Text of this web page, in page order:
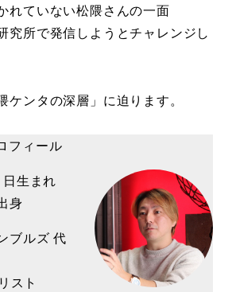
れていない松隈さんの⼀⾯
究所で発信しようとチャレンジし
ケンタの深層」に迫ります。
フィール
⽣まれ
⾝
ブルズ 代
スト